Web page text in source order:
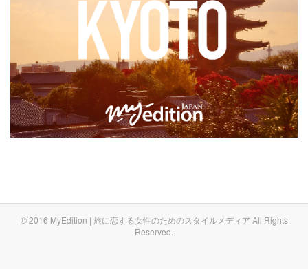
© 2016 MyEdition | 旅に恋する女性のためのスタイルメディア All Rights
Reserved.